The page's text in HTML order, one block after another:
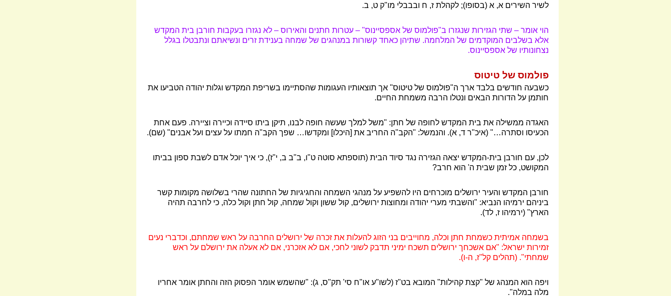
לשיר השירים א, א (בסופו); לקהלת ז, ח ובבבלי מו"ק ט, ב.
הוי אומר – שתי הגזירות שנגזרו ב"פולמוס של אספסיינוס" – עטרות חתנים והאירוס – לא נגזרו בעקבות חורבן בית המקדש
אלא בשלבים המוקדמים של המלחמה. שתיהן כאחד קשורות במנהגים של שמחה בענידת זרים ונשיאתם ונתבטלו בגלל
נצחונותיו של אספסיינוס.
פולמוס של טיטוס
כשבעה חודשים בלבד ארך ה"פולמוס של טיטוס" אך תוצאותיו העגומות שהסתיימו בשריפת המקדש וגלות יהודה הטביעו את
חותמן על הדורות הבאים ונטלו הרבה משמחת החיים.
האגדה ממשילה את בית המקדש לחופה של חתן: "משל למלך שעשה חופה לבנו, תיקן ביתו סיידה וכיירה וציירה. פעם אחת
הכעיסו וסתרה…" (איכ"ר ד, א). והנמשל: "הקב"ה החריב את [היכלו] ומקדשו… שפך הקב"ה חמתו על עצים ועל אבנים" (שם).
לכן, עם חורבן בית-המקדש יצאה הגזירה נגד סיוד הבית (תוספתא סוטה ט"ו, ב"ב ב, י"ז), כי איך יוכל אדם לשבת ספון בביתו
המקושט, כל זמן שבית ה' הוא חרב?
חורבן המקדש והעיר ירושלים מוכרחים היו להשפיע על מנהגי השמחה והחגיגיות של החתונה שהרי בשלושה מקומות קשר
ביניהם ירמיהו הנביא: "והשבתי מערי יהודה ומחוצות ירושלים, קול ששון וקול שמחה, קול חתן וקול כלה, כי לחרבה תהיה
הארץ" (ירמיהו ז, לד).
בשמחה אמיתית כשמחת חתן וכלה, מחוייבים בני הזוג להעלות את זכרה של ירושלים החרבה על ראש שמחתם, וכדברי נעים
זמירות ישראל: "אם אשכחך ירושלים תשכח ימיני תדבק לשוני לחכי, אם לא אזכרני, אם לא אעלה את ירושלם על ראש
שמחתי". (תהלים קל"ז, ה-ו).
ויפה הוא המנהג של "קצת קהילות" המובא בט"ז (לשו"ע או"ח סי' תק"ס, ג): "שהשמש אומר הפסוק הזה והחתן אומר אחריו
מלה במלה".